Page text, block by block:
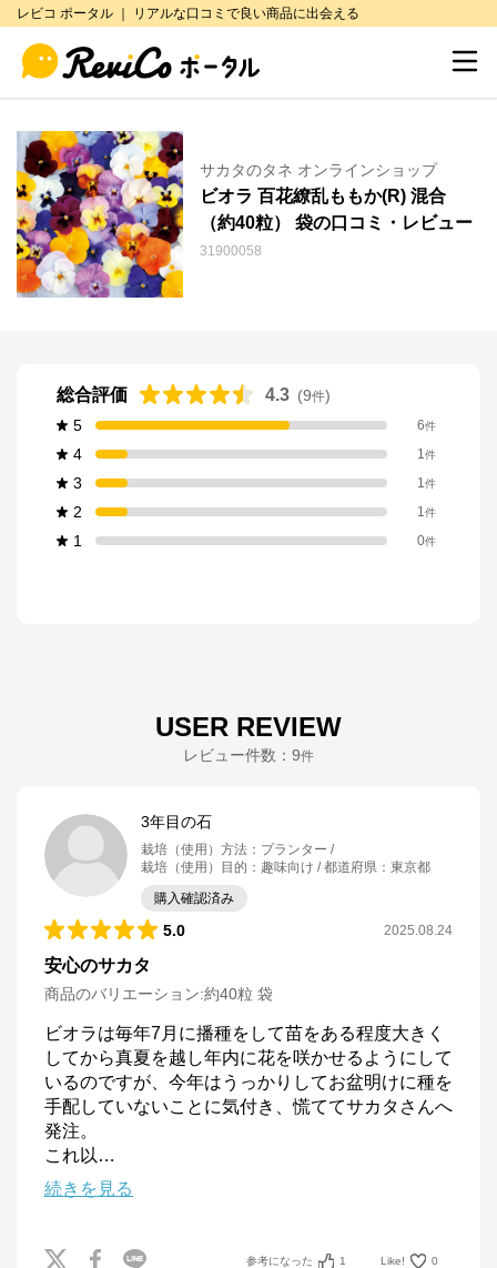
レビコ ポータル ｜ リアルな口コミで良い商品に出会える
サカタのタネ オンラインショップ
ビオラ 百花繚乱ももか(R) 混合
（約40粒） 袋の口コミ・レビュー
31900058
総合評価 4.3 (9件)
5
6件
4 1件
3 1件
2 1件
1 0件
USER REVIEW
レビュー件数： 9件
3年目の石
栽培（使用）方法 ： プランター
栽培（使用）目的 ： 趣味向け 都道府県 ： 東京都
購入確認済み
5.0 2025.08.24
安心のサカタ
商品のバリエーション:約40粒 袋
ビオラは毎年7月に播種をして苗をある程度大きく
してから真夏を越し年内に花を咲かせるようにして
いるのですが、今年はうっかりしてお盆明けに種を
手配していないことに気付き、慌ててサカタさんへ
発注。
これ以 …
続きを見る
参考になった 1 Like! 0